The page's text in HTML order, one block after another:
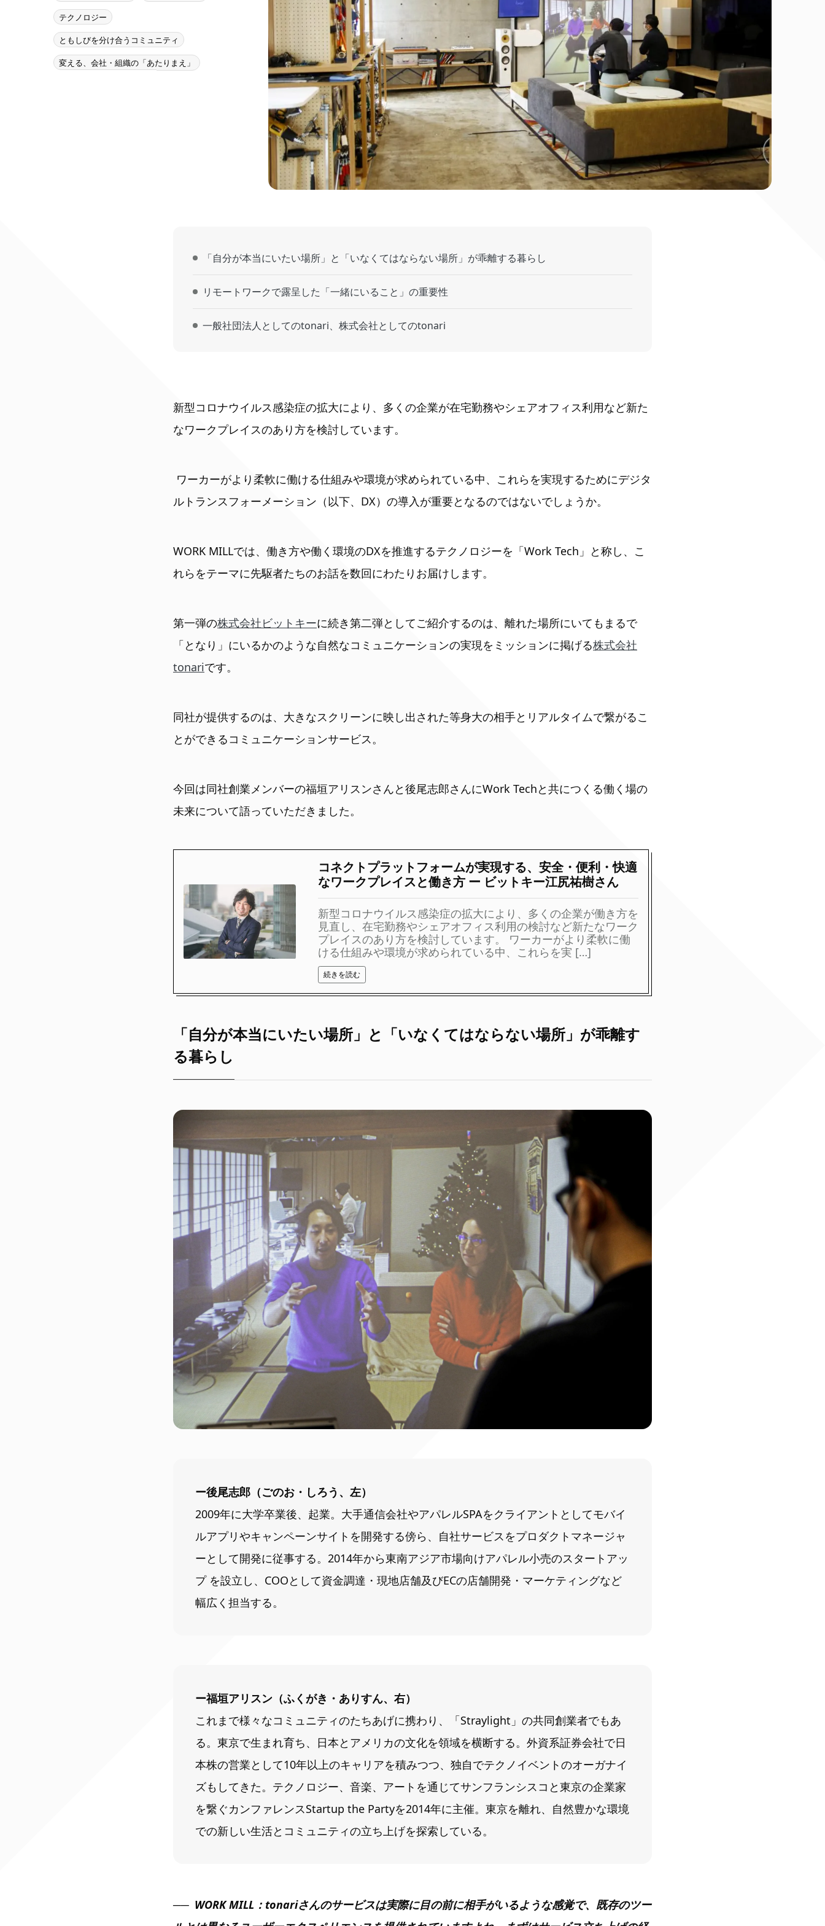
テクノロジー
ともしびを分け合うコミュニティ
変える、会社・組織の「あたりまえ」
「自分が本当にいたい場所」と「いなくてはならない場所」が乖離する暮らし
リモートワークで露呈した「一緒にいること」の重要性
一般社団法人としてのtonari、株式会社としてのtonari
新型コロナウイルス感染症の拡大により、多くの企業が在宅勤務やシェアオフィス利用など新た
なワークプレイスのあり方を検討しています。
ワーカーがより柔軟に働ける仕組みや環境が求められている中、これらを実現するためにデジタ
ルトランスフォーメーション（以下、DX）の導入が重要となるのではないでしょうか。
WORK MILLでは、働き方や働く環境のDXを推進するテクノロジーを「Work Tech」と称し、こ
れらをテーマに先駆者たちのお話を数回にわたりお届けします。
第一弾の株式会社ビットキーに続き第二弾としてご紹介するのは、離れた場所にいてもまるで
「となり」にいるかのような自然なコミュニケーションの実現をミッションに掲げる株式会社
tonariです。
同社が提供するのは、大きなスクリーンに映し出された等身大の相手とリアルタイムで繋がるこ
とができるコミュニケーションサービス。
今回は同社創業メンバーの福垣アリスンさんと後尾志郎さんにWork Techと共につくる働く場の
未来について語っていただきました。
コネクトプラットフォームが実現する、安全・便利・快適
なワークプレイスと働き方 ー ビットキー江尻祐樹さん
新型コロナウイルス感染症の拡大により、多くの企業が働き方を
見直し、在宅勤務やシェアオフィス利用の検討など新たなワーク
プレイスのあり方を検討しています。 ワーカーがより柔軟に働
ける仕組みや環境が求められている中、これらを実 […]
続きを読む
「自分が本当にいたい場所」と「いなくてはならない場所」が乖離す
る暮らし
ー後尾志郎（ごのお・しろう、左）
2009年に大学卒業後、起業。大手通信会社やアパレルSPAをクライアントとしてモバイ
ルアプリやキャンペーンサイトを開発する傍ら、自社サービスをプロダクトマネージャ
ーとして開発に従事する。2014年から東南アジア市場向けアパレル小売のスタートアッ
プ を設立し、COOとして資金調達・現地店舗及びECの店舗開発・マーケティングなど
幅広く担当する。
ー福垣アリスン（ふくがき・ありすん、右）
これまで様々なコミュニティのたちあげに携わり、「Straylight」の共同創業者でもあ
る。東京で生まれ育ち、日本とアメリカの文化を領域を横断する。外資系証券会社で日
本株の営業として10年以上のキャリアを積みつつ、独自でテクノイベントのオーガナイ
ズもしてきた。テクノロジー、音楽、アートを通じてサンフランシスコと東京の企業家
を繋ぐカンファレンスStartup the Partyを2014年に主催。東京を離れ、自然豊かな環境
での新しい生活とコミュニティの立ち上げを探索している。
WORK MILL：tonariさんのサービスは実際に目の前に相手がいるような感覚で、既存のツー